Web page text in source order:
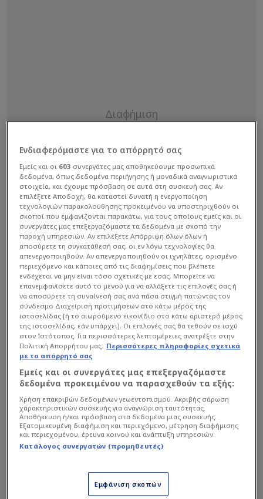
Ο ισχυρός άνδρας της ΚΑΕΠαναθηναϊκός
να δημοσιεύσει ένα στατιστικό στοιχείο που
αφορά τις ελεύθερες βολές στη regular season,
στο οποίο φαίνεται πως οΟλυμπιακόςέχει
διαφορά +307 στις ελεύθερες βολές υπέρ του,
καταλαμβάνοντας την πρώτη θέση στη σχετική
λίστα. Αντίθετα, ο Παναθηναϊκός εμφανίζεται με
+34, διαφορά που είναι σαφώς μικρότερη, ενώ
στη δεύτερη θέση της λίστας βρίσκεται η Real
Madrid Baloncesto με +168.
Διαβάστε επίσης...
Ενδιαφερόμαστε για το απόρρητό σας
Εμείς και οι 603 συνεργάτες μας αποθηκεύουμε προσωπικά
δεδομένα, όπως δεδομένα περιήγησης ή μοναδικά αναγνωριστικά
στοιχεία, και έχουμε πρόσβαση σε αυτά στη συσκευή σας. Αν
επιλέξετε Αποδοχή, θα καταστεί δυνατή η ενεργοποίηση
τεχνολογιών παρακολούθησης προκειμένου να υποστηριχθούν οι
σκοποί που εμφανίζονται παρακάτω, για τους οποίους εμείς και οι
συνεργάτες μας επεξεργαζόμαστε τα δεδομένα με σκοπό την
παροχή υπηρεσιών. Αν επιλέξετε Απόρριψη όλων όλων ή
αποσύρετε τη συγκατάθεσή σας, οι εν λόγω τεχνολογίες θα
απενεργοποιηθούν. Αν απενεργοποιηθούν οι ιχνηλάτες, ορισμένο
περιεχόμενο και κάποιες από τις διαφημίσεις που βλέπετε
ενδέχεται να μην είναι τόσο σχετικές με εσάς. Μπορείτε να
επανεμφανίσετε αυτό το μενού για να αλλάξετε τις επιλογές σας ή
να αποσύρετε τη συναίνεσή σας ανά πάσα στιγμή πατώντας τον
σύνδεσμο Διαχείριση προτιμήσεων στο κάτω μέρος της
ιστοσελίδας [ή το αιωρούμενο εικονίδιο στο κάτω αριστερό μέρος
της ιστοσελίδας, εάν υπάρχει]. Οι επιλογές σας θα τεθούν σε ισχύ
στον Ιστότοπος. Για περισσότερες λεπτομέρειες ανατρέξτε στην
Πολιτική Απορρήτου μας. Περισσότερες πληροφορίες σχετικά
με το απόρρητό σας
Εμείς και οι συνεργάτες μας επεξεργαζόμαστε
δεδομένα προκειμένου να παρασχεθούν τα εξής:
Χρήση επακριβών δεδομένων γεωεντοπισμού. Ακριβής σάρωση
χαρακτηριστικών συσκευής για αναγνώριση ταυτότητας.
Αποθήκευση ή/και πρόσβαση στα δεδομένα μιας συσκευής.
Εξατομικευμένη διαφήμιση και περιεχόμενο, μέτρηση διαφήμισης
και περιεχομένου, έρευνα κοινού και ανάπτυξη υπηρεσιών.
Κατάλογος συνεργατών (προμηθευτές)
Εμφάνιση σκοπών